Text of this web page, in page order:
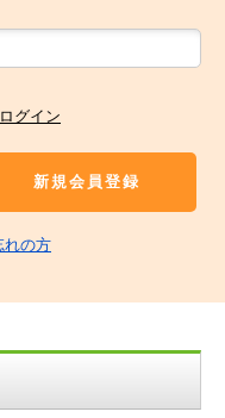
グイン
新規会員登録
れの方